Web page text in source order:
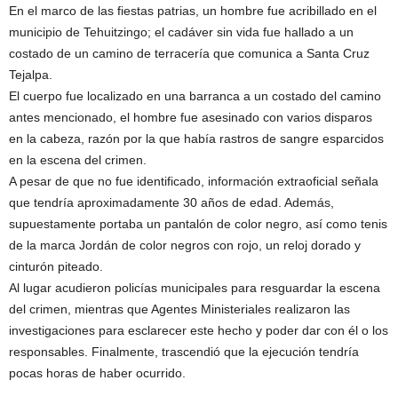
En el marco de las fiestas patrias, un hombre fue acribillado en el
municipio de Tehuitzingo; el cadáver sin vida fue hallado a un
costado de un camino de terracería que comunica a Santa Cruz
Tejalpa.
El cuerpo fue localizado en una barranca a un costado del camino
antes mencionado, el hombre fue asesinado con varios disparos
en la cabeza, razón por la que había rastros de sangre esparcidos
en la escena del crimen.
A pesar de que no fue identificado, información extraoficial señala
que tendría aproximadamente 30 años de edad. Además,
supuestamente portaba un pantalón de color negro, así como tenis
de la marca Jordán de color negros con rojo, un reloj dorado y
cinturón piteado.
Al lugar acudieron policías municipales para resguardar la escena
del crimen, mientras que Agentes Ministeriales realizaron las
investigaciones para esclarecer este hecho y poder dar con él o los
responsables. Finalmente, trascendió que la ejecución tendría
pocas horas de haber ocurrido.